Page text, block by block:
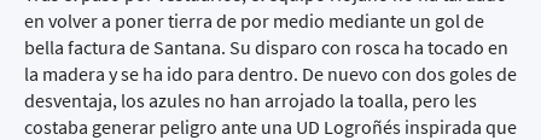
en volver a poner tierra de por medio mediante un gol de
bella factura de Santana. Su disparo con rosca ha tocado en
la madera y se ha ido para dentro. De nuevo con dos goles de
desventaja, los azules no han arrojado la toalla, pero les
costaba generar peligro ante una UD Logroñés inspirada que